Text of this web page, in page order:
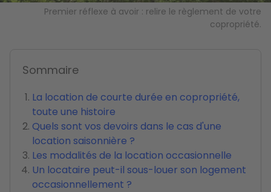
Premier réflexe à avoir : relire le règlement de votre
copropriété.
Sommaire
La location de courte durée en copropriété,
toute une histoire
Quels sont vos devoirs dans le cas d'une
location saisonnière ?
Les modalités de la location occasionnelle
Un locataire peut-il sous-louer son logement
occasionnellement ?